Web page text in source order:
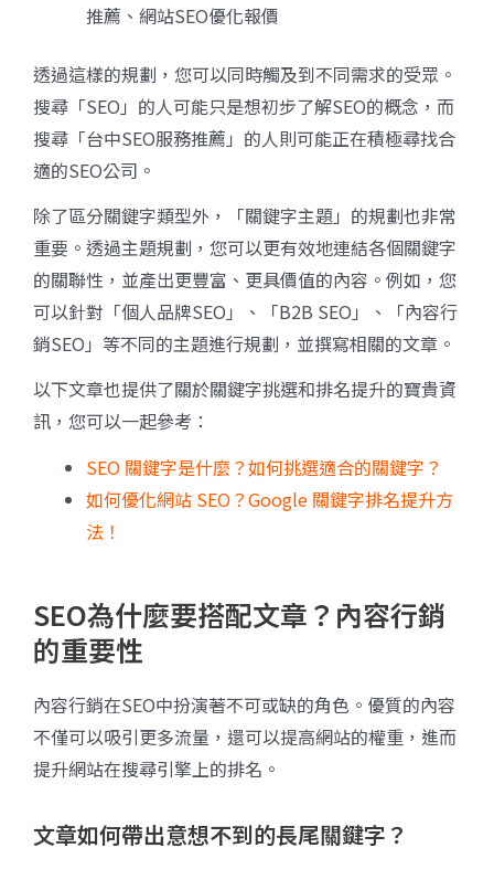
推薦、網站SEO優化報價
透過這樣的規劃，您可以同時觸及到不同需求的受眾。
搜尋「SEO」的人可能只是想初步了解SEO的概念，而
搜尋「台中SEO服務推薦」的人則可能正在積極尋找合
適的SEO公司。
除了區分關鍵字類型外，「關鍵字主題」的規劃也非常
重要。透過主題規劃，您可以更有效地連結各個關鍵字
的關聯性，並產出更豐富、更具價值的內容。例如，您
可以針對「個人品牌SEO」、「B2B SEO」、「內容行
銷SEO」等不同的主題進行規劃，並撰寫相關的文章。
以下文章也提供了關於關鍵字挑選和排名提升的寶貴資
訊，您可以一起參考：
SEO 關鍵字是什麼？如何挑選適合的關鍵字？
如何優化網站 SEO？Google 關鍵字排名提升方
法！
SEO為什麼要搭配文章？內容行銷
的重要性
內容行銷在SEO中扮演著不可或缺的角色。優質的內容
不僅可以吸引更多流量，還可以提高網站的權重，進而
提升網站在搜尋引擎上的排名。
文章如何帶出意想不到的長尾關鍵字？